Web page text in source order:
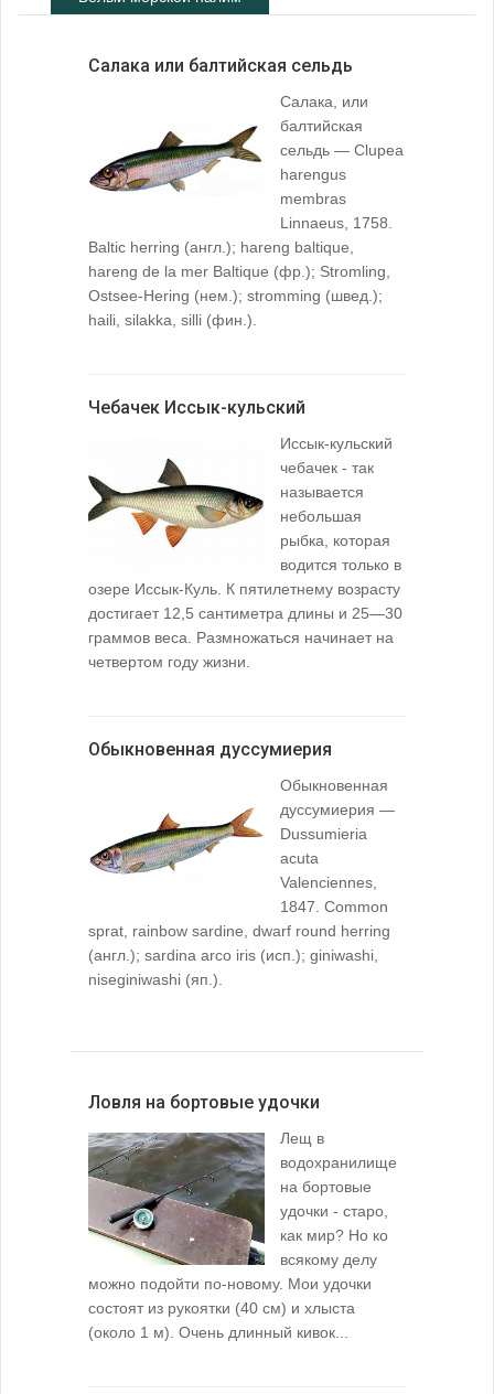
Салака или балтийская сельдь
Салака, или
балтийская
сельдь — Clupea
harengus
membras
Linnaeus, 1758.
Baltic herring (англ.); hareng baltique,
hareng de la mer Baltique (фр.); Stromling,
Ostsee-Hering (нем.); stromming (швед.);
haili, silakka, silli (фин.).
Чебачек Иссык-кульский
Иссык-кульский
чебачек - так
называется
небольшая
рыбка, которая
водится только в
озере Иссык-Куль. К пятилетнему возрасту
достигает 12,5 сантиметра длины и 25—30
граммов веса. Размножаться начинает на
четвертом году жизни.
Обыкновенная дуссумиерия
Обыкновенная
дуссумиерия —
Dussumieria
acuta
Valenciennes,
1847. Common
sprat, rainbow sardine, dwarf round herring
(англ.); sardina arco iris (исп.); giniwashi,
niseginiwashi (яп.).
Ловля на бортовые удочки
Лещ в
водохранилище
на бортовые
удочки - старо,
как мир? Но ко
всякому делу
можно подойти по-новому. Мои удочки
состоят из рукоятки (40 см) и хлыста
(около 1 м). Очень длинный кивок...